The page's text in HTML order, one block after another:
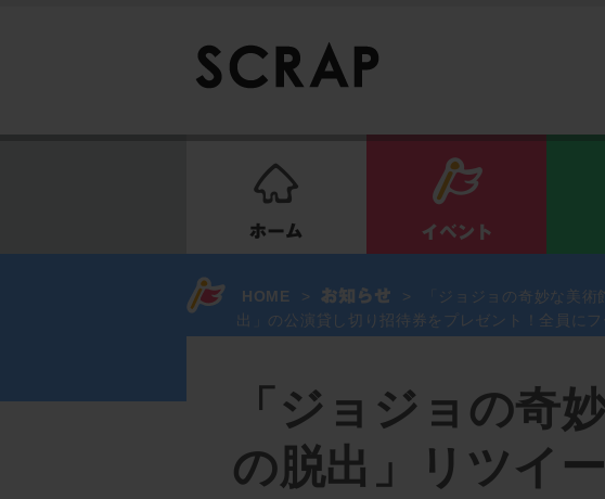
HOME > >
「ジョジョの奇妙な美
出」の公演貸し切り招待券をプレゼント！全員に
「ジョジョの奇
の脱出」リツイ